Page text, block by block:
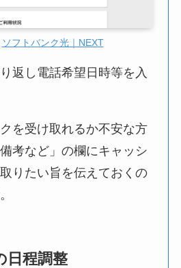
ソフトバンク光｜NEXT
返し電話希望日時等を入
を受け取れるか不安な方
考など」の欄にキャッシ
りたい旨を伝えておくの
日程調整